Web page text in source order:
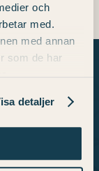
och
med.
med annan
som de har
detaljer
featuring